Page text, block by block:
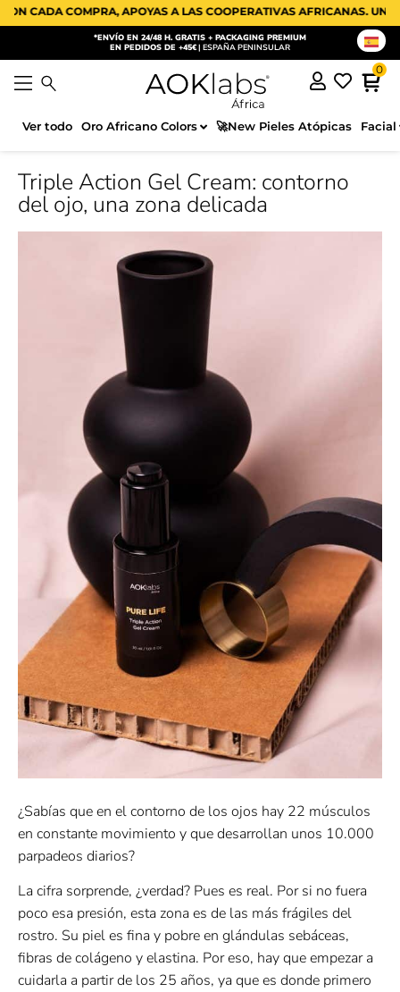
COMPRA, APOYAS A LAS COOPERATIVAS AFRICANAS. UN PEQUEÑO
*ENVÍO EN 24/48 H. GRATIS + PACKAGING PREMIUM
EN PEDIDOS DE +45€| ESPAÑA PENINSULAR
Ver todo Oro Africano Colors 🚀New Pieles Atópicas Facial
Triple Action Gel Cream: contorno
del ojo, una zona delicada
¿Sabías que en el contorno de los ojos hay 22 músculos
en constante movimiento y que desarrollan unos 10.000
parpadeos diarios?
La cifra sorprende, ¿verdad? Pues es real. Por si no fuera
poco esa presión, esta zona es de las más frágiles del
rostro. Su piel es fina y pobre en glándulas sebáceas,
fibras de colágeno y elastina. Por eso, hay que empezar a
cuidarla a partir de los 25 años, ya que es donde primero